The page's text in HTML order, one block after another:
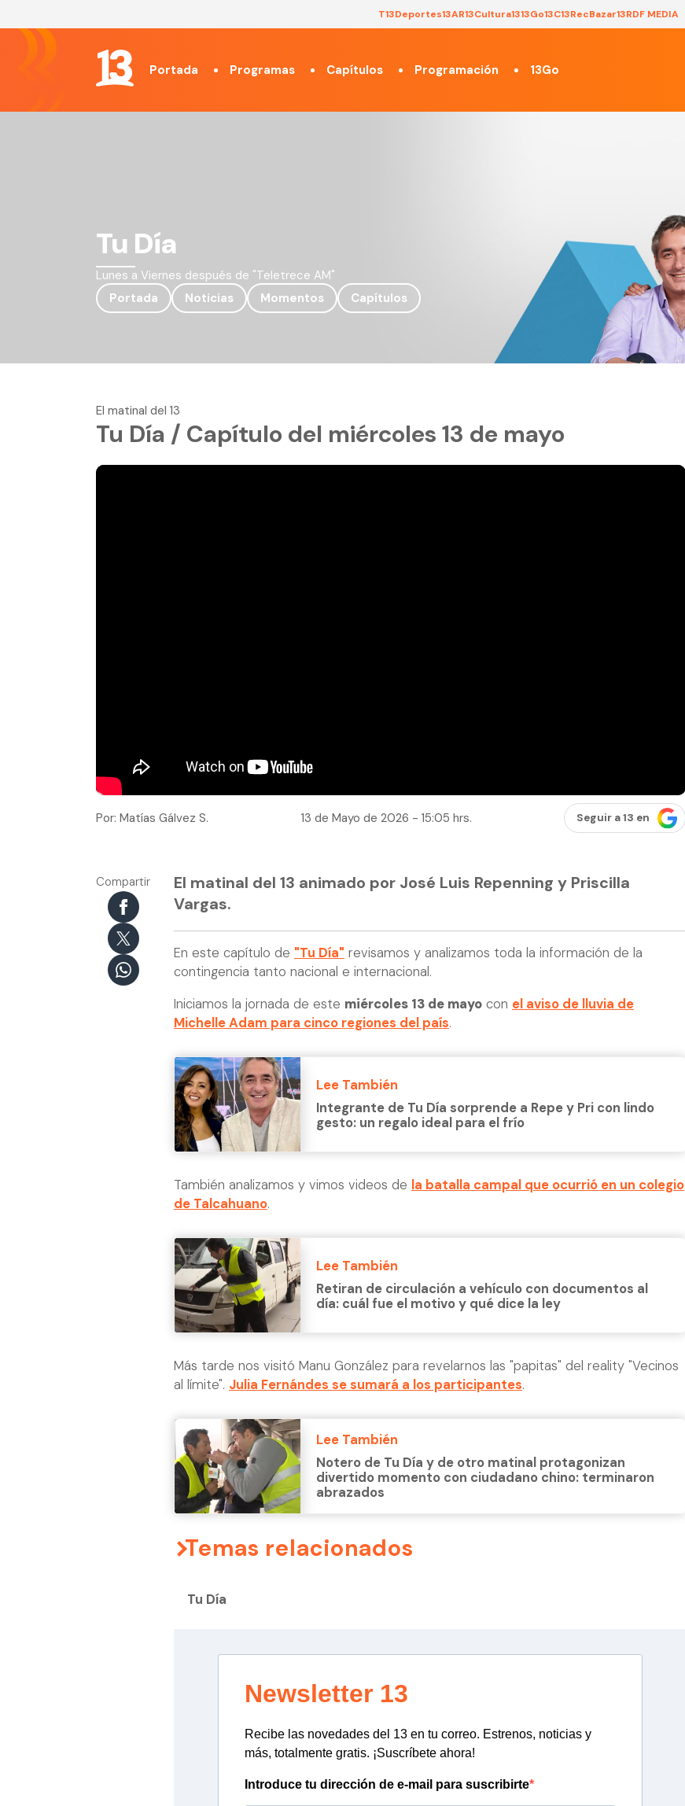
T13Deportes13AR13Cultura1313Go13C13RecBazar13RDF MEDIA
Portada Programas Capítulos Programación 13Go
Tu Día
Lunes a Viernes después de "Teletrece AM"
Portada
Noticias Momentos Capítulos
El matinal del 13
Tu Día / Capítulo del miércoles 13 de mayo
Por: Matías Gálvez S. 13 de Mayo de 2026 - 15:05 hrs. Seguir a 13 en
Compartir
El matinal del 13 animado por José Luis Repenning y Priscilla
Vargas.
En este capítulo de "Tu Día" revisamos y analizamos toda la información de la
contingencia tanto nacional e internacional.
Iniciamos la jornada de este miércoles 13 de mayo con el aviso de lluvia de
Michelle Adam para cinco regiones del país.
Lee También
Integrante de Tu Día sorprende a Repe y Pri con lindo
gesto: un regalo ideal para el frío
También analizamos y vimos videos de la batalla campal que ocurrió en un colegio
de Talcahuano.
Lee También
Retiran de circulación a vehículo con documentos al
día: cuál fue el motivo y qué dice la ley
Más tarde nos visitó Manu González para revelarnos las "papitas" del reality "Vecinos
al límite". Julia Fernándes se sumará a los participantes.
Lee También
Notero de Tu Día y de otro matinal protagonizan
divertido momento con ciudadano chino: terminaron
abrazados
Temas relacionados
Tu Día
Newsletter 13
Recibe las novedades del 13 en tu correo. Estrenos, noticias y
más, totalmente gratis. ¡Suscríbete ahora!
Introduce tu dirección de e-mail para suscribirte